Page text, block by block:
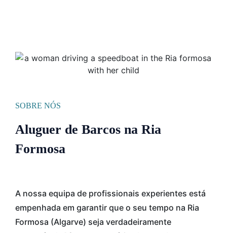
SOBRE NÓS
Aluguer de Barcos na Ria
Formosa
A nossa equipa de profissionais experientes está
empenhada em garantir que o seu tempo na Ria
Formosa (Algarve) seja verdadeiramente